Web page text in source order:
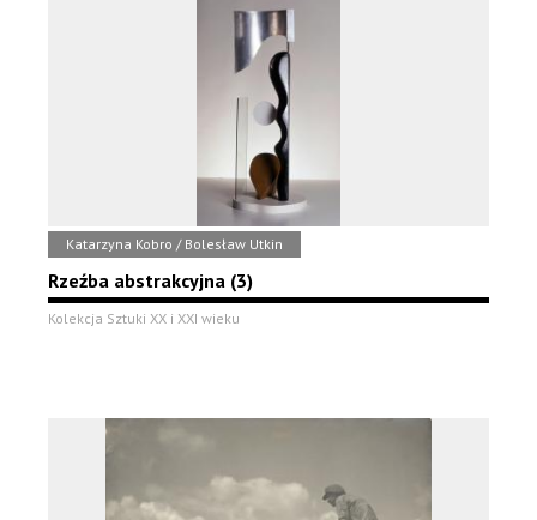
Katarzyna Kobro / Bolesław Utkin
Rzeźba abstrakcyjna (3)
Kolekcja Sztuki XX i XXI wieku